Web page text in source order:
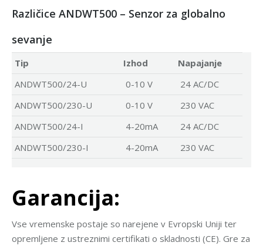
Različice ANDWT500 – Senzor za globalno
sevanje
Tip Izhod
Napajanje
ANDWT500/24-U
0-10 V
24 AC/DC
ANDWT500/230-U
0-10 V
230 VAC
ANDWT500/24-I
4-20mA
24 AC/DC
ANDWT500/230-I
4-20mA 230 VAC
Garancija:
Vse vremenske postaje so narejene v Evropski Uniji ter
opremljene z ustreznimi certifikati o skladnosti (CE). Gre za